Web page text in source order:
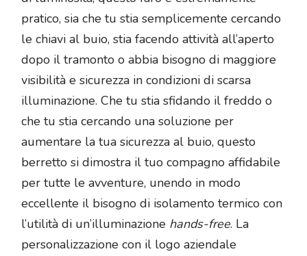
pratico, sia che tu stia semplicemente cercando
le chiavi al buio, stia facendo attività all’aperto
dopo il tramonto o abbia bisogno di maggiore
visibilità e sicurezza in condizioni di scarsa
illuminazione. Che tu stia sfidando il freddo o
che tu stia cercando una soluzione per
aumentare la tua sicurezza al buio, questo
berretto si dimostra il tuo compagno affidabile
per tutte le avventure, unendo in modo
eccellente il bisogno di isolamento termico con
l’utilità di un’illuminazione hands-free. La
personalizzazione con il logo aziendale